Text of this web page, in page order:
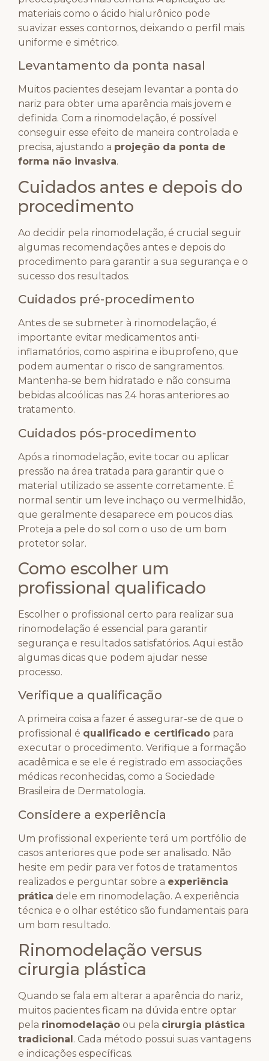
materiais como o ácido hialurônico pode
suavizar esses contornos, deixando o perfil mais
uniforme e simétrico.
Levantamento da ponta nasal
Muitos pacientes desejam levantar a ponta do
nariz para obter uma aparência mais jovem e
definida. Com a rinomodelação, é possível
conseguir esse efeito de maneira controlada e
precisa, ajustando a projeção da ponta de
forma não invasiva.
Cuidados antes e depois do
procedimento
Ao decidir pela rinomodelação, é crucial seguir
algumas recomendações antes e depois do
procedimento para garantir a sua segurança e o
sucesso dos resultados.
Cuidados pré-procedimento
Antes de se submeter à rinomodelação, é
importante evitar medicamentos anti-
inflamatórios, como aspirina e ibuprofeno, que
podem aumentar o risco de sangramentos.
Mantenha-se bem hidratado e não consuma
bebidas alcoólicas nas 24 horas anteriores ao
tratamento.
Cuidados pós-procedimento
Após a rinomodelação, evite tocar ou aplicar
pressão na área tratada para garantir que o
material utilizado se assente corretamente. É
normal sentir um leve inchaço ou vermelhidão,
que geralmente desaparece em poucos dias.
Proteja a pele do sol com o uso de um bom
protetor solar.
Como escolher um
profissional qualificado
Escolher o profissional certo para realizar sua
rinomodelação é essencial para garantir
segurança e resultados satisfatórios. Aqui estão
algumas dicas que podem ajudar nesse
processo.
Verifique a qualificação
A primeira coisa a fazer é assegurar-se de que o
profissional é qualificado e certificado para
executar o procedimento. Verifique a formação
acadêmica e se ele é registrado em associações
médicas reconhecidas, como a Sociedade
Brasileira de Dermatologia.
Considere a experiência
Um profissional experiente terá um portfólio de
casos anteriores que pode ser analisado. Não
hesite em pedir para ver fotos de tratamentos
realizados e perguntar sobre a experiência
prática dele em rinomodelação. A experiência
técnica e o olhar estético são fundamentais para
um bom resultado.
Rinomodelação versus
cirurgia plástica
Quando se fala em alterar a aparência do nariz,
muitos pacientes ficam na dúvida entre optar
pela rinomodelação ou pela cirurgia plástica
tradicional. Cada método possui suas vantagens
e indicações específicas.